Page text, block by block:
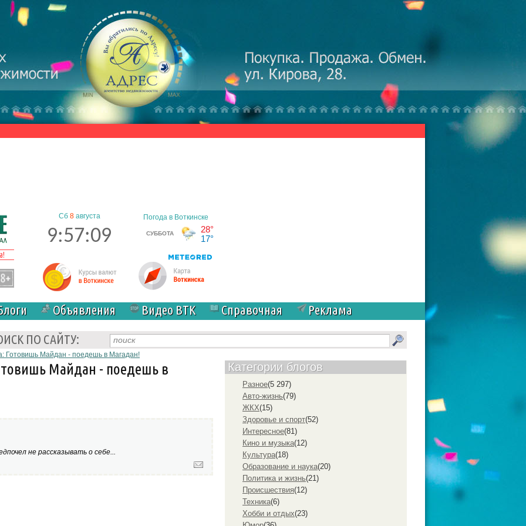
Сб 8августа
9:57:09
Объявления Видео ВТК Справочная
Реклама
ПО САЙТУ:
Готовишь Майдан - поедешь в Магадан!
Майдан - поедешь в
не рассказывать о себе...
Категории блогов
Разное(5 297)
Авто-жизнь(79)
ЖКХ(15)
Здоровье и спорт(52)
Интересное(81)
Кино и музыка(12)
Культура(18)
Образование и наука(20)
Политика и жизнь(21)
Проиcшествия(12)
Техника(6)
Хобби и отдых(23)